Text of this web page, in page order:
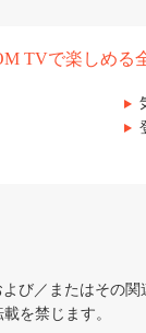
TVで楽しめる
び／またはその
を禁じます。